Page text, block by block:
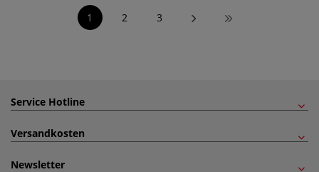
1 2 3
Service Hotline
Versandkosten
Newsletter